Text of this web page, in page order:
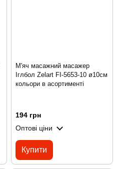
М'яч масажний масажер
Іглбол Zelart FI-5653-10 ø10см
кольори в асортименті
194 грн
Оптові ціни
Купити